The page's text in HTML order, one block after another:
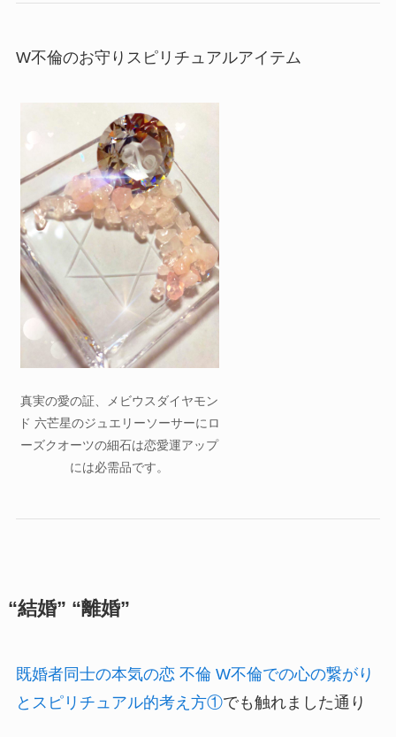
W不倫のお守りスピリチュアルアイテム
真実の愛の証、メビウスダイヤモン
ド 六芒星のジュエリーソーサーにロ
ーズクオーツの細石は恋愛運アップ
には必需品です。
“結婚” “離婚”
既婚者同士の本気の恋 不倫 W不倫での心の繋がり
とスピリチュアル的考え方①でも触れました通り